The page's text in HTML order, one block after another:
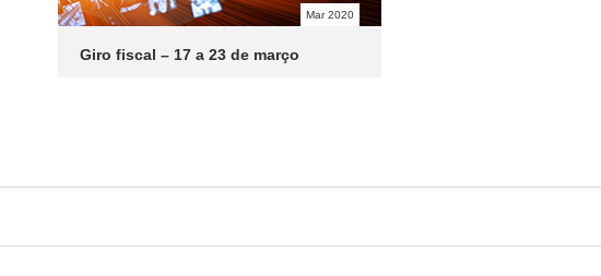
Giro fiscal – 17 a 23 de março
Mar 2020